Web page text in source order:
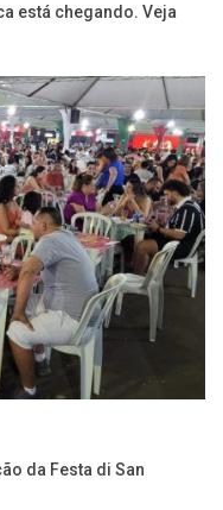
está chegando. Veja
da Festa di San